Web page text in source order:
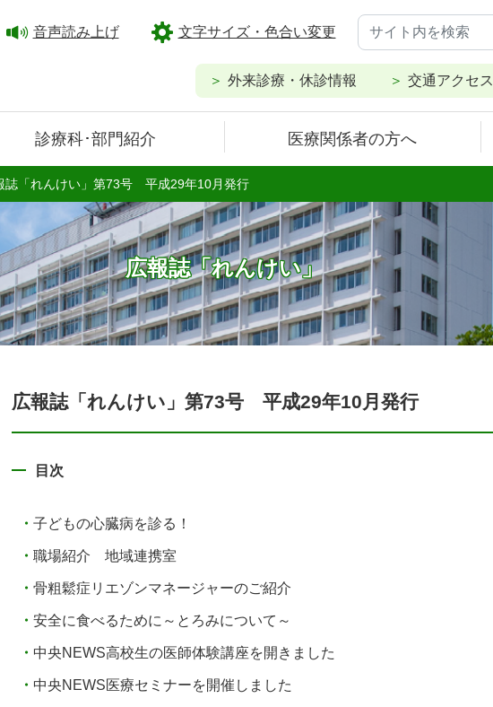
音声読み上げ 文字サイズ・色合い変更
外来診療・休診情報 交通アクセス
診療科･部門紹介 医療関係者の方へ
誌「れんけい」第73号 平成29年10月発行
広報誌「れんけい」
広報誌「れんけい」第73号 平成29年10月発行
目次
子どもの心臓病を診る！
職場紹介 地域連携室
骨粗鬆症リエゾンマネージャーのご紹介
安全に食べるために～とろみについて～
中央NEWS高校生の医師体験講座を開きました
中央NEWS医療セミナーを開催しました